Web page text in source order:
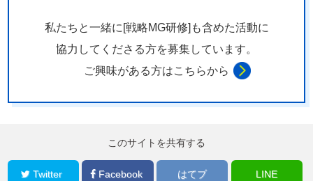
私たちと一緒に[戦略MG研修]も含めた活動に
協力してくださる方を募集しています。
ご興味がある方はこちらから
このサイトを共有する
Twitter Facebook はてブ LINE